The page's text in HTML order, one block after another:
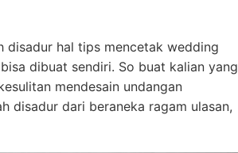
disadur hal tips mencetak wedding
dibuat sendiri. So buat kalian yang
mendesain undangan
disadur dari beraneka ragam ulasan,